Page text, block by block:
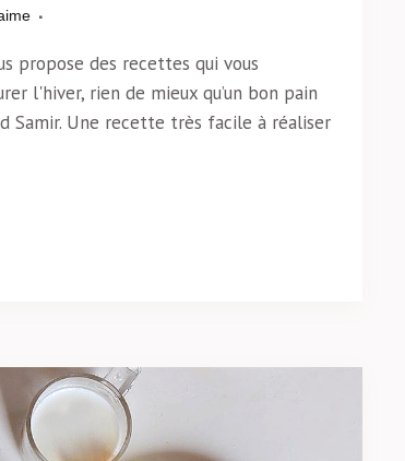
propose des recettes qui vous
l'hiver, rien de mieux qu’un bon pain
Samir. Une recette très facile à réaliser